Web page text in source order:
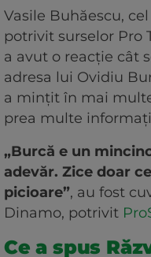
Vasile Buhăescu,
potrivit surselor Pro
a avut o reacție cât
adresa lui Ovidiu
a mințit în mai
prea multe
„Burcă e un
adevăr. Zice doar
picioare”, au fost
Dinamo, potrivit
Ce a spus